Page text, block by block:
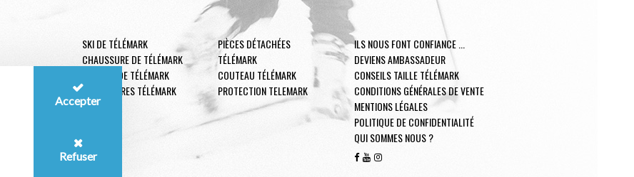
SKI DE TÉLÉMARK
CHAUSSURE DE TÉLÉMARK
FIXATION DE TÉLÉMARK
ACCESSOIRES TÉLÉMARK
PIÈCES DÉTACHÉES
TÉLÉMARK
COUTEAU TÉLÉMARK
PROTECTION TELEMARK
ILS NOUS FONT CONFIANCE ...
DEVIENS AMBASSADEUR
CONSEILS TAILLE TÉLÉMARK
CONDITIONS GÉNÉRALES DE VENTE
MENTIONS LÉGALES
POLITIQUE DE CONFIDENTIALITÉ
QUI SOMMES NOUS ?
Accepter
Refuser